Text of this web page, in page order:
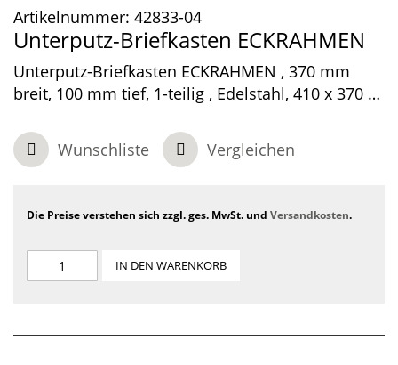
Artikelnummer: 42833-04
Unterputz-Briefkasten ECKRAHMEN
Unterputz-Briefkasten ECKRAHMEN , 370 mm
breit, 100 mm tief, 1-teilig , Edelstahl, 410 x 370 x
Wunschliste
Vergleichen
Die Preise verstehen sich zzgl. ges. MwSt. und Versandkosten.
IN DEN WARENKORB